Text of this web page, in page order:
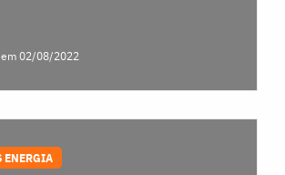
em 02/08/2022
ENERGIA